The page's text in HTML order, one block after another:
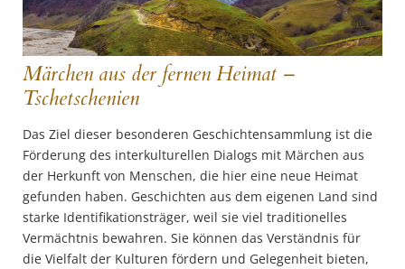
Märchen aus der fernen Heimat –
Tschetschenien
Das Ziel dieser besonderen Geschichtensammlung ist die
Förderung des interkulturellen Dialogs mit Märchen aus
der Herkunft von Menschen, die hier eine neue Heimat
gefunden haben. Geschichten aus dem eigenen Land sind
starke Identifikationsträger, weil sie viel traditionelles
Vermächtnis bewahren. Sie können das Verständnis für
die Vielfalt der Kulturen fördern und Gelegenheit bieten,